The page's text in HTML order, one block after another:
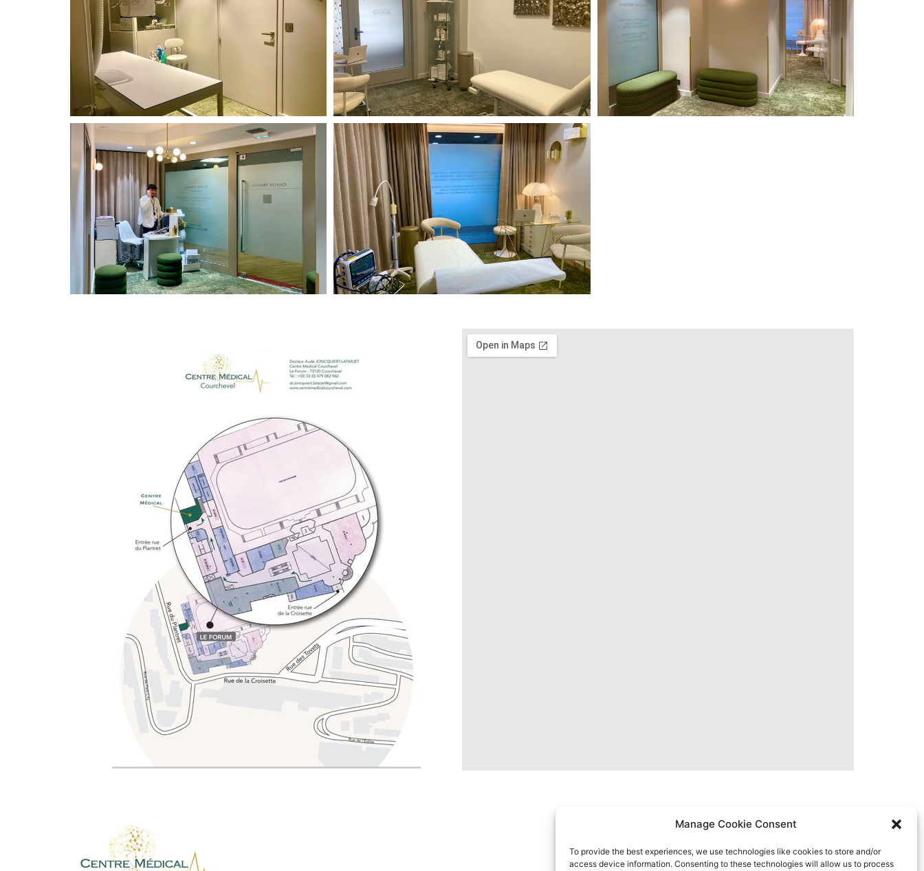
Manage Cookie Consent
To provide the best experiences, we use technologies like cookies to store and/or
access device information. Consenting to these technologies will allow us to process
All rights reserved